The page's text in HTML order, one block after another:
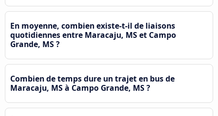
En moyenne, combien existe-t-il de liaisons
quotidiennes entre Maracaju, MS et Campo
Grande, MS ?
Combien de temps dure un trajet en bus de
Maracaju, MS à Campo Grande, MS ?